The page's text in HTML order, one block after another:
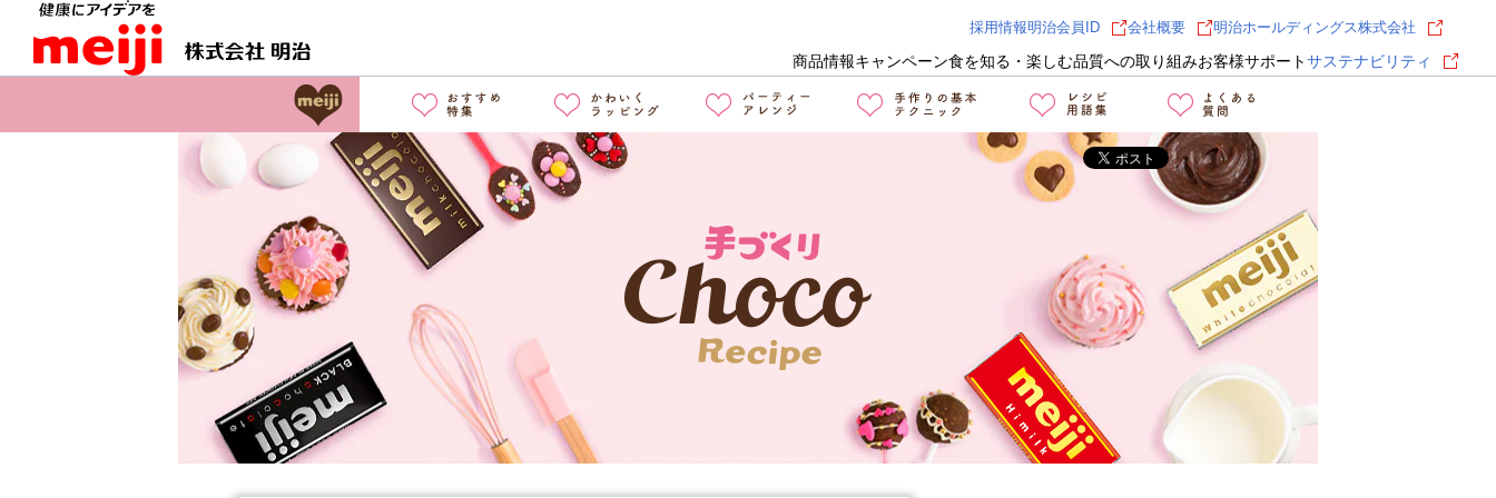
商品情報キャンペーン食を知る・楽しむ品質への取り組みお客様サポートサステナビリティ
採用情報明治会員ID 会社概要 明治ホールディングス株式会社